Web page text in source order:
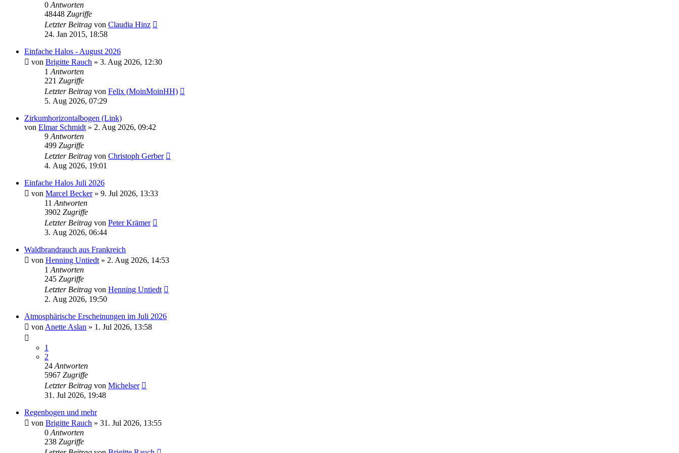
0 Antworten
48448 Zugriffe
Letzter Beitrag von Claudia Hinz
24. Jan 2015, 18:58
Einfache Halos - August 2026
von Brigitte Rauch » 3. Aug 2026, 12:30
1 Antworten
221 Zugriffe
Letzter Beitrag von Felix (MoinMoinHH)
5. Aug 2026, 07:29
Zirkumhorizontalbogen (Link)
von Elmar Schmidt » 2. Aug 2026, 09:42
9 Antworten
499 Zugriffe
Letzter Beitrag von Christoph Gerber
4. Aug 2026, 19:01
Einfache Halos Juli 2026
von Marcel Becker» 9. Jul 2026, 13:33
11 Antworten
3902 Zugriffe
Letzter Beitrag von Peter Krämer
3. Aug 2026, 06:44
Waldbrandrauch aus Frankreich
von Henning Untiedt » 2. Aug 2026, 14:53
1 Antworten
245 Zugriffe
Letzter Beitrag von Henning Untiedt
2. Aug 2026, 19:50
Atmosphärische Erscheinungen im Juli 2026
von Anette Aslan » 1. Jul 2026, 13:58
1
2
24 Antworten
5967 Zugriffe
Letzter Beitrag von Michelser
31. Jul 2026, 19:48
Regenbogen und mehr
von Brigitte Rauch » 31. Jul 2026, 13:55
0 Antworten
238 Zugriffe